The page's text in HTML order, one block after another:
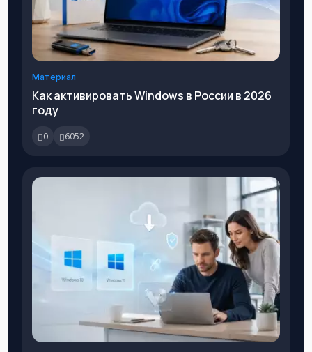
Материал
Как активировать Windows в России в 2026
году
0 6052